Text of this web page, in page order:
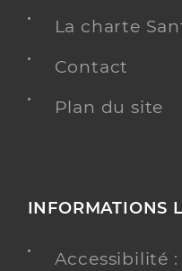
La charte
Contact
Plan du site
INFORMATIONS
Accessibilité